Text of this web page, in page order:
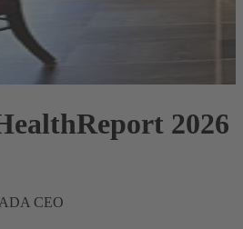
2026
CEO